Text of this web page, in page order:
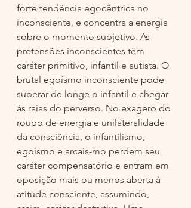
forte tendência egocêntrica no
inconsciente, e concentra a energia
sobre o momento subjetivo. As
pretensões inconscientes têm
caráter primitivo, infantil e autista. O
brutal egoísmo inconsciente pode
superar de longe o infantil e chegar
às raias do perverso. No exagero do
roubo de energia e unilateralidade
da consciência, o infantilismo,
egoísmo e arcais-mo perdem seu
caráter compensatório e entram em
oposição mais ou menos aberta à
atitude consciente, assumindo,